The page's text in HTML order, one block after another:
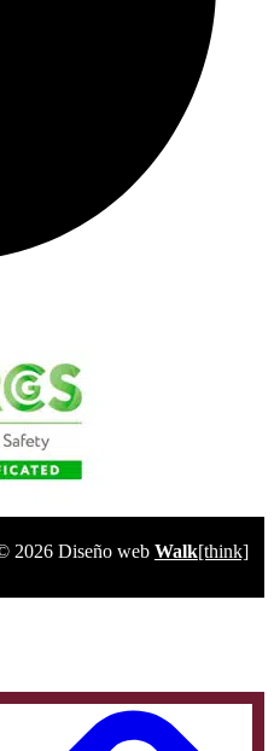
2026 Diseño web Walk[think]